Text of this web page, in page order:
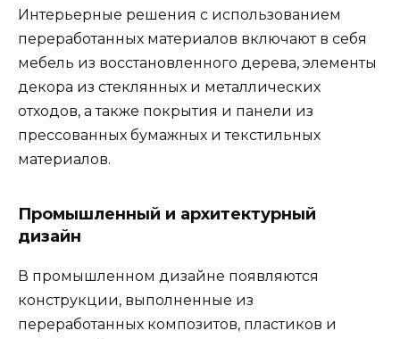
Интерьерные решения с использованием
переработанных материалов включают в себя
мебель из восстановленного дерева, элементы
декора из стеклянных и металлических
отходов, а также покрытия и панели из
прессованных бумажных и текстильных
материалов.
Промышленный и архитектурный
дизайн
В промышленном дизайне появляются
конструкции, выполненные из
переработанных композитов, пластиков и